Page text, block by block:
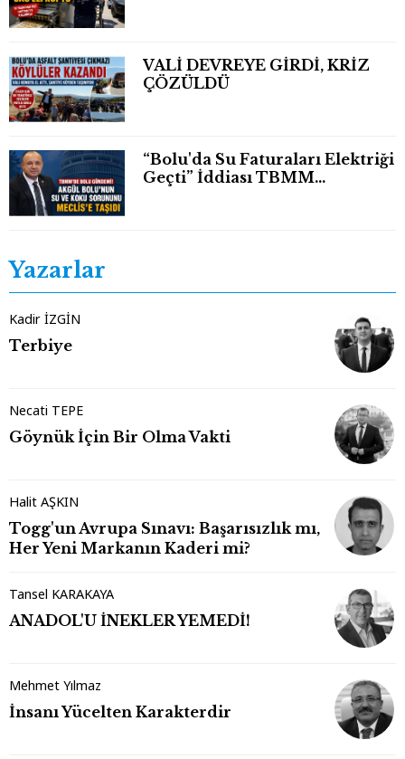
VALİ DEVREYE GİRDİ, KRİZ
ÇÖZÜLDÜ
“Bolu'da Su Faturaları Elektriği
Geçti” İddiası TBMM
Yazarlar
Kadir İZGİN
Terbiye
Necati TEPE
Göynük İçin Bir Olma Vakti
Halit AŞKIN
Togg'un Avrupa Sınavı: Başarısızlık mı,
Her Yeni Markanın Kaderi mi?
Tansel KARAKAYA
ANADOL'U İNEKLER YEMEDİ!
Mehmet Yılmaz
İnsanı Yücelten Karakterdir